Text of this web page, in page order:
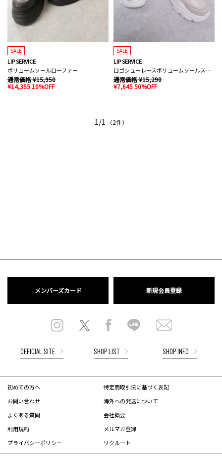
SALE
LIP SERVICE
ボリュームソールローファー
通常価格 ¥15,950
¥14,355 10%OFF
SALE
LIP SERVICE
ロゴシューレースボリュームソールスニーカー
通常価格 ¥15,290
¥7,645 50%OFF
1/1 （2件）
メンバーズカード 新規会員登録
OFFICIAL SITE SHOP LIST SHOP INFO
初めての方へ
お問い合わせ
よくある質問
利用規約
プライバシーポリシー
特定商取引法に基づく表記
海外への発送について
会社概要
メルマガ登録
リクルート